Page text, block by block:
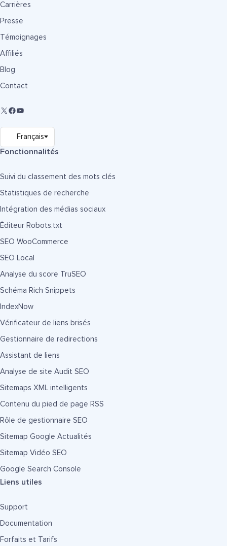
Carrières
Presse
Témoignages
Affiliés
Blog
Contact
Fonctionnalités
Suivi du classement des mots clés
Statistiques de recherche
Intégration des médias sociaux
Éditeur Robots.txt
SEO WooCommerce
SEO Local
Analyse du score TruSEO
Schéma Rich Snippets
IndexNow
Vérificateur de liens brisés
Gestionnaire de redirections
Assistant de liens
Analyse de site Audit SEO
Sitemaps XML intelligents
Contenu du pied de page RSS
Rôle de gestionnaire SEO
Sitemap Google Actualités
Sitemap Vidéo SEO
Google Search Console
Liens utiles
Support
Documentation
Forfaits et Tarifs